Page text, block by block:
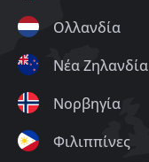
Ολλανδία
Νέα Ζηλανδία
Νορβηγία
Φιλιππίνες